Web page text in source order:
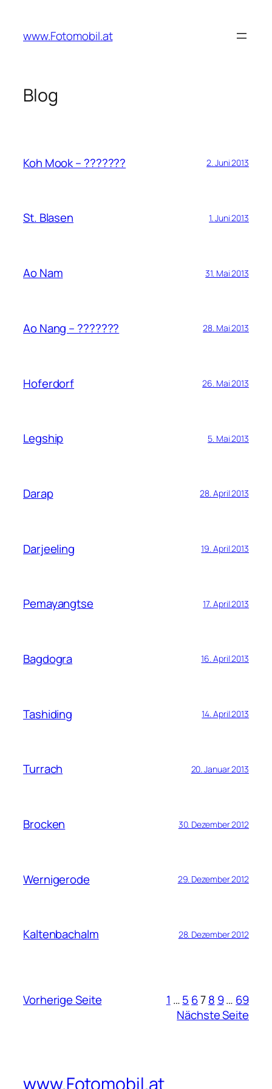
springen
www.Fotomobil.at
Blog
Koh Mook – ??????? 2. Juni 2013
St. Blasen 1. Juni 2013
Ao Nam 31. Mai 2013
Ao Nang – ??????? 28. Mai 2013
Hoferdorf 26. Mai 2013
Legship 5. Mai 2013
Darap 28. April 2013
Darjeeling 19. April 2013
Pemayangtse 17. April 2013
Bagdogra 16. April 2013
Tashiding 14. April 2013
Turrach 20. Januar 2013
Brocken 30. Dezember 2012
Wernigerode 29. Dezember 2012
Kaltenbachalm 28. Dezember 2012
Vorherige Seite 1 …5 678 9… 69
Nächste Seite
www.Fotomobil.at